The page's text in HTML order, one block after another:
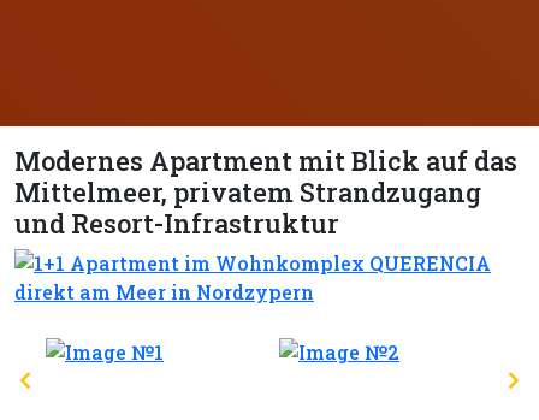
Modernes Apartment mit Blick auf das
Mittelmeer, privatem Strandzugang
und Resort-Infrastruktur